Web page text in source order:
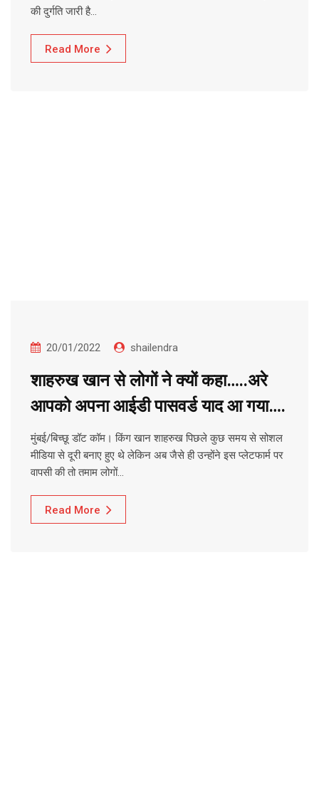
की दुर्गति जारी है…
Read More
20/01/2022 shailendra
शाहरुख खान से लोगों ने क्यों कहा…..अरे
आपको अपना आईडी पासवर्ड याद आ गया….
मुंबई/बिच्छू डॉट कॉम। किंग खान शाहरुख पिछले कुछ समय से सोशल
मीडिया से दूरी बनाए हुए थे लेकिन अब जैसे ही उन्होंने इस प्लेटफार्म पर
वापसी की तो तमाम लोगों…
Read More